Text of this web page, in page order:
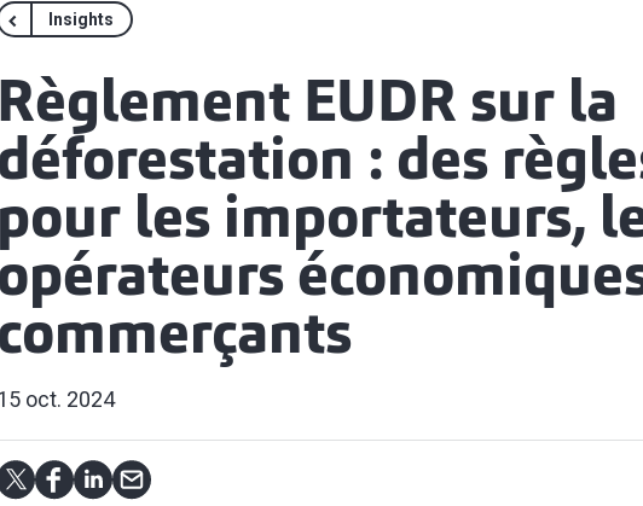
Insights
Règlement EUDR sur la
déforestation : des
pour les importateurs,
opérateurs
commerçants
oct. 2024